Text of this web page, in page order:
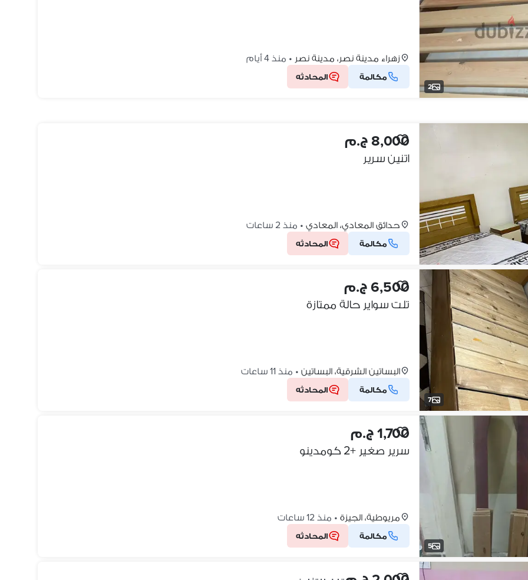
2
زهراء مدينة نصر، مدينة نصر • منذ 4 أيام
مكالمة المحادثه
8,000 ج.م
اتنين سرير
حدائق المعادي، المعادي • منذ 2 ساعات
مكالمة المحادثه
7
6,500 ج.م
تلت سواير حالة ممتازة
البساتين الشرقية، البساتين • منذ 11 ساعات
مكالمة المحادثه
5
1,700 ج.م
سرير صغير +2 كومدينو
مريوطية، الجيزة • منذ 12 ساعات
مكالمة المحادثه